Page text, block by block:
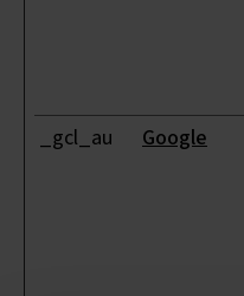
_gcl_au Google